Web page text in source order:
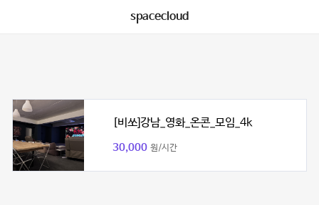
spacecloud
[비쏘]강남_영화_온콘_모임_4k
30,000 원/시간